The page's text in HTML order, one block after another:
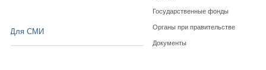
Государственные фонды
Органы при правительстве
Документы
Для СМИ